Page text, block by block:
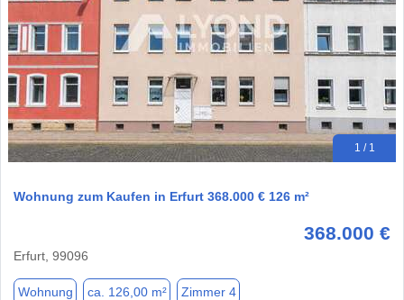
1 / 1
Wohnung zum Kaufen in Erfurt 368.000 € 126 m²
368.000 €
Erfurt, 99096
Wohnung ca. 126,00 m² Zimmer 4